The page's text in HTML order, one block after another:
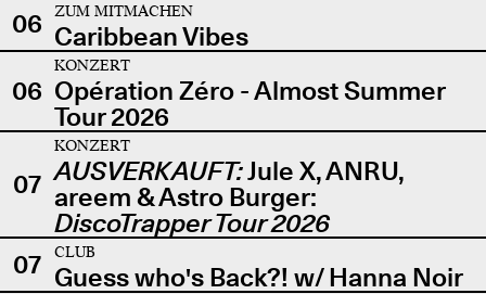
06
ZUM MITMACHEN
Caribbean Vibes
06
KONZERT
Opération Zéro - Almost Summer
Tour 2026
07
KONZERT
AUSVERKAUFT:Jule X, ANRU,
areem & Astro Burger:
DiscoTrapper Tour 2026
07
CLUB
Guess who's Back?! w/ Hanna Noir